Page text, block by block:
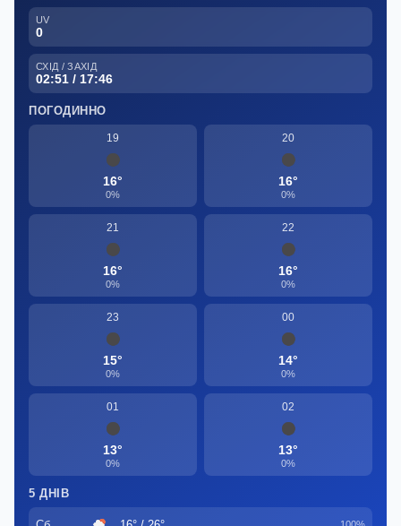
UV
0
СХІД / ЗАХІД
02:51 / 17:46
ПОГОДИННО
19
16°
0%
20
16°
0%
21
16°
0%
22
16°
0%
23
15°
0%
00
14°
0%
01
13°
0%
02
13°
0%
5 ДНІВ